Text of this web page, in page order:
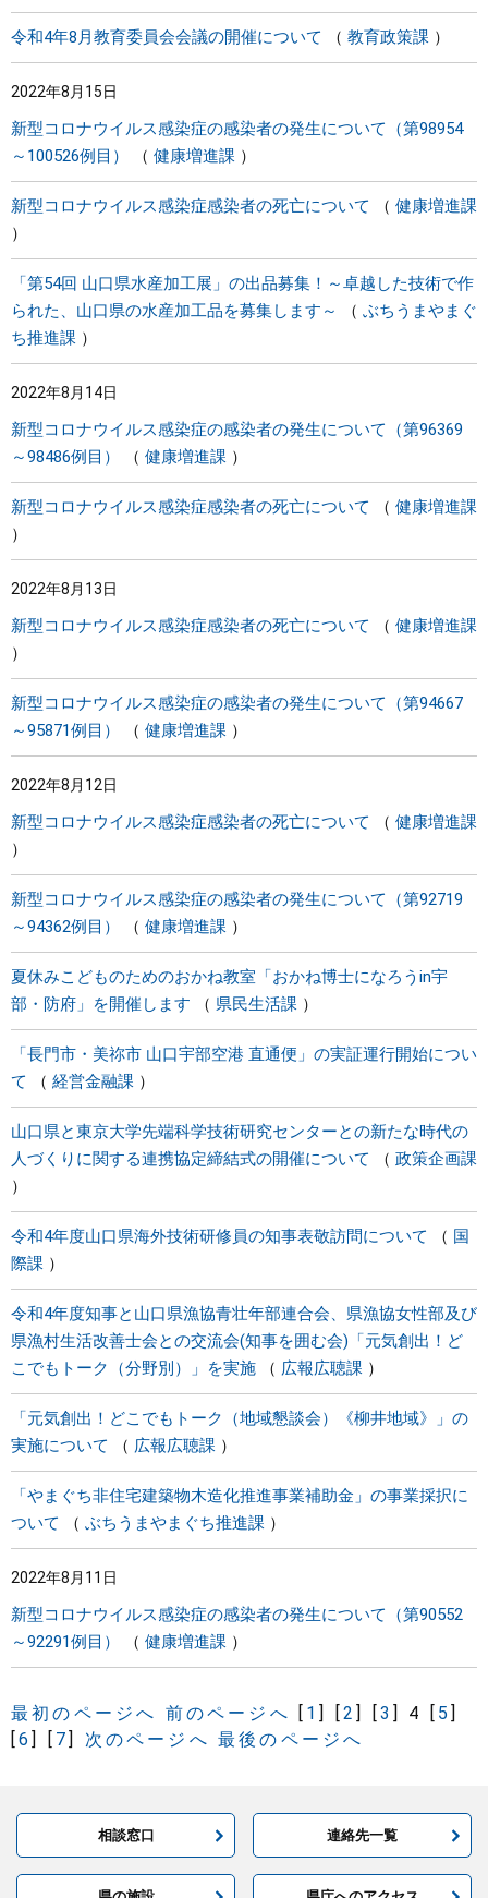
令和4年8月教育委員会会議の開催について 教育政策課
2022年8月15日
新型コロナウイルス感染症の感染者の発生について（第98954
～100526例目）
健康増進課
新型コロナウイルス感染症感染者の死亡について 健康増進課
「第54回 山口県水産加工展」の出品募集！～卓越した技術で作
られた、山口県の水産加工品を募集します～
ぶちうまやまぐ
ち推進課
2022年8月14日
新型コロナウイルス感染症の感染者の発生について（第96369
～98486例目）
健康増進課
新型コロナウイルス感染症感染者の死亡について 健康増進課
2022年8月13日
新型コロナウイルス感染症感染者の死亡について 健康増進課
新型コロナウイルス感染症の感染者の発生について（第94667
～95871例目）
健康増進課
2022年8月12日
新型コロナウイルス感染症感染者の死亡について 健康増進課
新型コロナウイルス感染症の感染者の発生について（第92719
～94362例目）
健康増進課
夏休みこどものためのおかね教室「おかね博士になろうin宇
部・防府」を開催します
県民生活課
「長門市・美祢市 山口宇部空港 直通便」の実証運行開始につい
て
経営金融課
山口県と東京大学先端科学技術研究センターとの新たな時代の
人づくりに関する連携協定締結式の開催について
政策企画課
令和4年度山口県海外技術研修員の知事表敬訪問について
国
際課
令和4年度知事と山口県漁協青壮年部連合会、県漁協女性部及び
県漁村生活改善士会との交流会(知事を囲む会)「元気創出！ど
こでもトーク（分野別）」を実施
広報広聴課
「元気創出！どこでもトーク（地域懇談会）《柳井地域》」の
実施について
広報広聴課
「やまぐち非住宅建築物木造化推進事業補助金」の事業採択に
ついて
ぶちうまやまぐち推進課
2022年8月11日
新型コロナウイルス感染症の感染者の発生について（第90552
～92291例目）
健康増進課
最初のページへ 前のページへ [ 1] [2] [3] 4 [ 5]
[6] [ 7] 次のページへ 最後のページへ
相談窓口 連絡先一覧